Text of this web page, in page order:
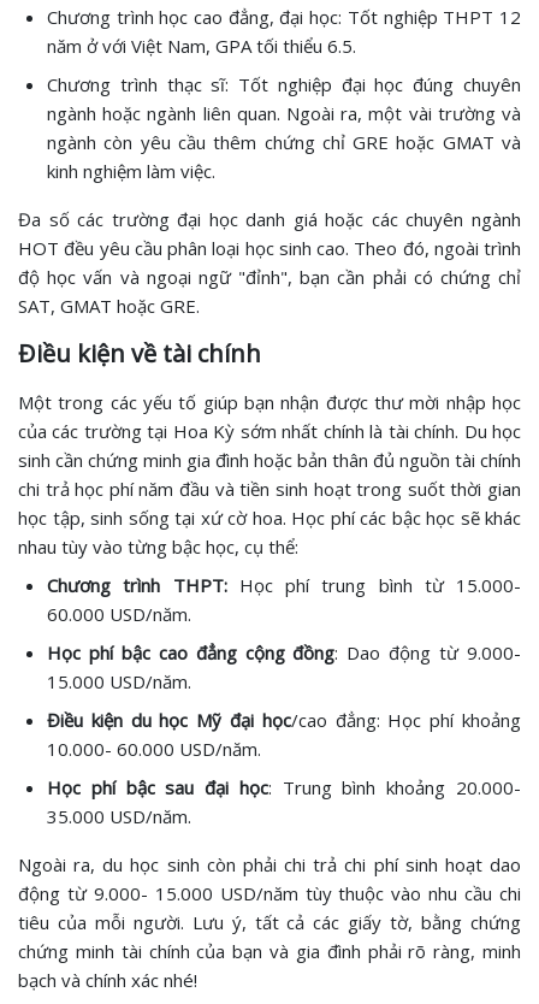
Chương trình học cao đẳng, đại học: Tốt nghiệp THPT 12
năm ở với Việt Nam, GPA tối thiểu 6.5.
Chương trình thạc sĩ: Tốt nghiệp đại học đúng chuyên
ngành hoặc ngành liên quan. Ngoài ra, một vài trường và
ngành còn yêu cầu thêm chứng chỉ GRE hoặc GMAT và
kinh nghiệm làm việc.
Đa số các trường đại học danh giá hoặc các chuyên ngành
HOT đều yêu cầu phân loại học sinh cao. Theo đó, ngoài trình
độ học vấn và ngoại ngữ "đỉnh", bạn cần phải có chứng chỉ
SAT, GMAT hoặc GRE.
Điều kiện về tài chính
Một trong các yếu tố giúp bạn nhận được thư mời nhập học
của các trường tại Hoa Kỳ sớm nhất chính là tài chính. Du học
sinh cần chứng minh gia đình hoặc bản thân đủ nguồn tài chính
chi trả học phí năm đầu và tiền sinh hoạt trong suốt thời gian
học tập, sinh sống tại xứ cờ hoa. Học phí các bậc học sẽ khác
nhau tùy vào từng bậc học, cụ thể:
Chương trình THPT:Học phí trung bình từ 15.000-
60.000 USD/năm.
Học phí bậc cao đẳng cộng đồng: Dao động từ 9.000-
15.000 USD/năm.
Điều kiện du học Mỹ đại học/cao đẳng: Học phí khoảng
10.000- 60.000 USD/năm.
Học phí bậc sau đại học: Trung bình khoảng 20.000-
35.000 USD/năm.
Ngoài ra, du học sinh còn phải chi trả chi phí sinh hoạt dao
động từ 9.000- 15.000 USD/năm tùy thuộc vào nhu cầu chi
tiêu của mỗi người. Lưu ý, tất cả các giấy tờ, bằng chứng
chứng minh tài chính của bạn và gia đình phải rõ ràng, minh
bạch và chính xác nhé!